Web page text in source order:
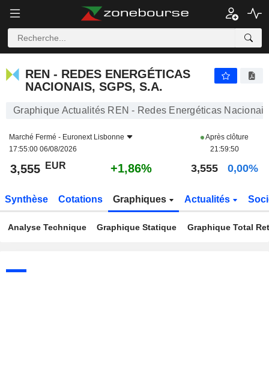
REN - REDES ENERGÉTICAS
NACIONAIS, SGPS, S.A.
Graphique Actualités REN - Redes Energéticas
Marché Fermé - Euronext Lisbonne
17:55:00 06/08/2026
Après clôture
21:59:50
3,555 EUR +1,86% 3,555 0,00%
Synthèse Cotations Graphiques Actualités
Analyse Technique Graphique Statique Graphique Total